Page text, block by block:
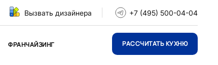
Вызвать дизайнера +7 (495) 500-04-04
ФРАНЧАЙЗИНГ РАССЧИТАТЬ КУХНЮ